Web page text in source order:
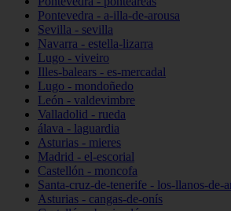
Pontevedra - a-illa-de-arousa
Sevilla - sevilla
Navarra - estella-lizarra
Lugo - viveiro
Illes-balears - es-mercadal
Lugo - mondoñedo
León - valdevimbre
Valladolid - rueda
álava - laguardia
Asturias - mieres
Madrid - el-escorial
Castellón - moncofa
Santa-cruz-de-tenerife - los-llanos-de-
Asturias - cangas-de-onís